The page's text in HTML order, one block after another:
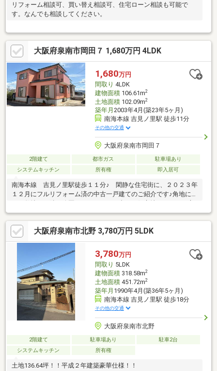
リフォーム相談可、買い替え相談可、住宅ローン相談も可能で
す。なんでも相談してください。
大阪府泉南市岡田７ 1,680万円 4LDK
1,680万円
間取り 4LDK
建物面積106.61m2
土地面積102.09m2
築年月 2003年4月(築23年5ヶ月)
南海本線 吉見ノ里駅 徒歩11分
その他の交通
大阪府泉南市岡田７
2階建て 都市ガス
駐車場あり
システムキッチン
所有権 即入居可
南海本線 吉見ノ里駅徒歩１１分♪ 閑静な住宅街に、２０２３年
１２月にフルリフォーム済の中古一戸建てのご紹介です♪角地に面
開けており、彩光・通風良好♪快適な生活が満喫できます♪空家に
なりました！ 即内覧可能♪２０２３年１２月にフルリフォームを
実施！屋根の葺き替え、外壁塗替えはもちろん、キッチン・ユニ
ットバス・洗面化粧台・トイレ2カ所全て入替♪全室天井・壁クロ
ス張替え、給湯器入替等々♪内装・外装ともに非常にキレイです♪
フジ住宅のお家♪ぜひ一度ご覧ください！
大阪府泉南市北野 3,780万円 5LDK
3,780万円
間取り 5LDK
建物面積318.58m2
土地面積451.72m2
築年月 1990年4月(築36年5ヶ月)
南海本線 吉見ノ里駅 徒歩18分
その他の交通
大阪府泉南市北野
2階建て 駐車場あり
駐車2台
システムキッチン
所有権
土地136.64坪！！平成２年建築豪華仕様！！